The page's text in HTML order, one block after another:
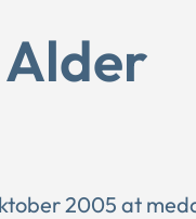
Alder
2005 at